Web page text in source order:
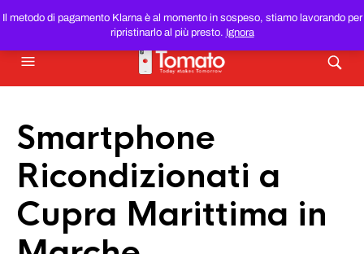
Il metodo di pagamento Klarna è al momento in sospeso, stiamo lavorando per
ripristinarlo al più presto. Ignora
SMARTPHONE E TABLET RICONDIZIONATIAL MIGLIOR
PREZZO DEL WEB!
Smartphone
Ricondizionati a
Cupra Marittima in